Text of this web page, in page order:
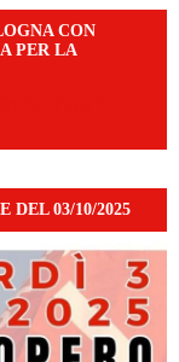
CON
PER LA
DEL 03/10/2025